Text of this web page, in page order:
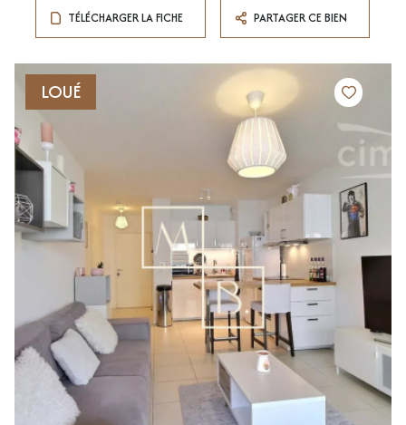
TÉLÉCHARGER LA FICHE PARTAGER CE BIEN
LOUÉ